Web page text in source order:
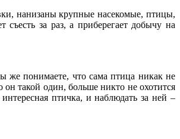
нанизаны крупные насекомые, птицы,
за раз, а приберегает добычу на
же понимаете, что сама птица никак не
такой один, больше никто не охотится
птичка, и наблюдать за ней –